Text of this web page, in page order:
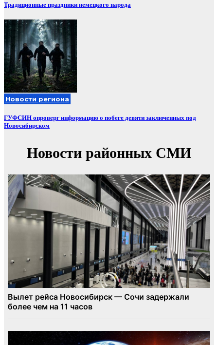
Традиционные праздники немецкого народа
Новости региона
ГУФСИН опроверг информацию о побеге девяти заключенных под
Новосибирском